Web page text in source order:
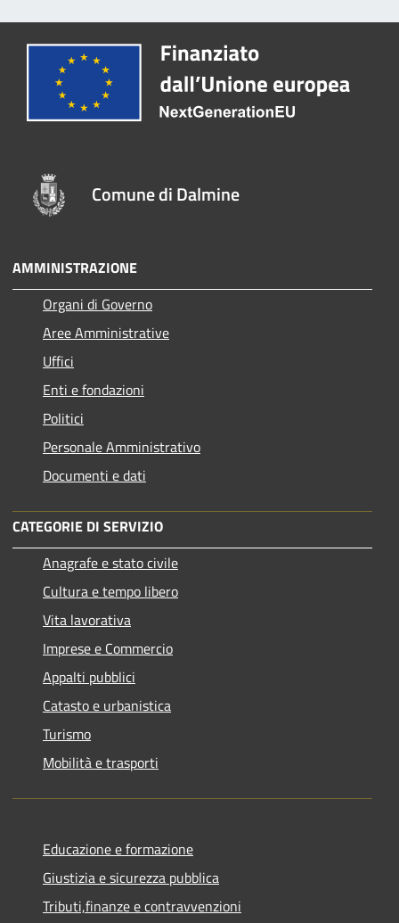
Comune di Dalmine
AMMINISTRAZIONE
Organi di Governo
Aree Amministrative
Uffici
Enti e fondazioni
Politici
Personale Amministrativo
Documenti e dati
CATEGORIE DI SERVIZIO
Anagrafe e stato civile
Cultura e tempo libero
Vita lavorativa
Imprese e Commercio
Appalti pubblici
Catasto e urbanistica
Turismo
Mobilità e trasporti
Educazione e formazione
Giustizia e sicurezza pubblica
Tributi,finanze e contravvenzioni